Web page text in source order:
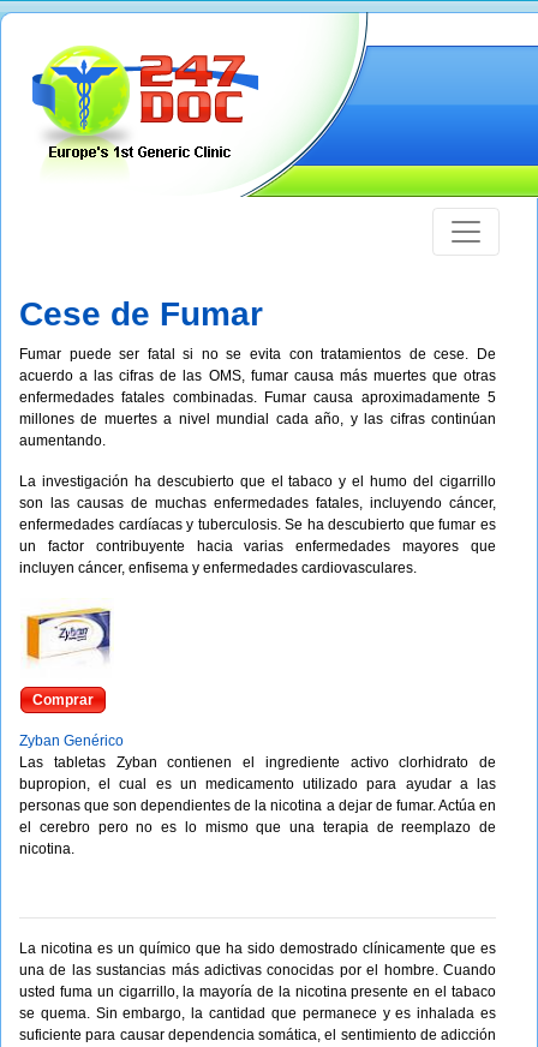
Cese de Fumar
Fumar puede ser fatal si no se evita con tratamientos de cese. De
acuerdo a las cifras de las OMS, fumar causa más muertes que otras
enfermedades fatales combinadas. Fumar causa aproximadamente 5
millones de muertes a nivel mundial cada año, y las cifras continúan
aumentando.
La investigación ha descubierto que el tabaco y el humo del cigarrillo
son las causas de muchas enfermedades fatales, incluyendo cáncer,
enfermedades cardíacas y tuberculosis. Se ha descubierto que fumar es
un factor contribuyente hacia varias enfermedades mayores que
incluyen cáncer, enfisema y enfermedades cardiovasculares.
Comprar
Zyban Genérico
Las tabletas Zyban contienen el ingrediente activo clorhidrato de
bupropion, el cual es un medicamento utilizado para ayudar a las
personas que son dependientes de la nicotina a dejar de fumar. Actúa en
el cerebro pero no es lo mismo que una terapia de reemplazo de
nicotina.
La nicotina es un químico que ha sido demostrado clínicamente que es
una de las sustancias más adictivas conocidas por el hombre. Cuando
usted fuma un cigarrillo, la mayoría de la nicotina presente en el tabaco
se quema. Sin embargo, la cantidad que permanece y es inhalada es
suficiente para causar dependencia somática, el sentimiento de adicción